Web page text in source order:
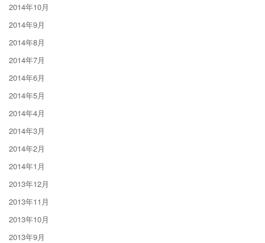
2014年10月
2014年9月
2014年8月
2014年7月
2014年6月
2014年5月
2014年4月
2014年3月
2014年2月
2014年1月
2013年12月
2013年11月
2013年10月
2013年9月